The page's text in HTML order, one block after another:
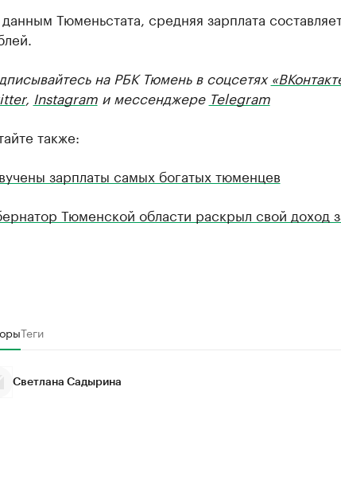
Тюменьстата, средняя зарплата
на РБК Тюмень в соцсетях
, Instagramи мессенджере Telegram
также:
зарплаты самых богатых тюменцев
Тюменской области раскрыл свой доход
Теги
Светлана Садырина